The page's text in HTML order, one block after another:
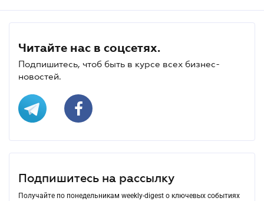
Читайте нас в соцсетях.
Подпишитесь, чтоб быть в курсе всех бизнес-
новостей.
Подпишитесь на рассылку
Получайте по понедельникам weekly-digest о ключевых событиях